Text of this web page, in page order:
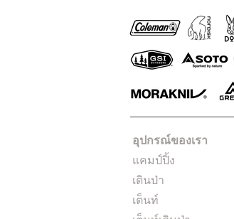
อุปกรณ์ของเรา
แคมป์ปิ้ง
เดินป่า
เต็นท์